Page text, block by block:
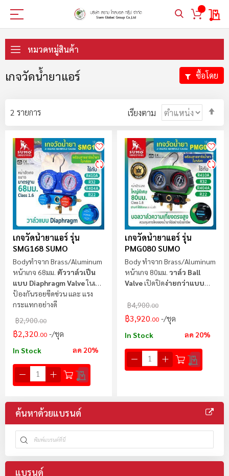
My
ไป
ที่
หมวดหมู่สินค้า
เกจวัดน้ำยาแอร์
2 รายการ เรียงตาม
เกจวัดน้ำยาแอร์ รุ่น
SMG168 SUMO
Bodyทำจาก Brass/Aluminum
หน้าเกจ 68มม. ตัววาล์วเป็น
แบบ Diaphragm Valveในเคส
ป้องกันรอยขีดข่วน และ แรง
กระแทกอย่างดี
฿2,900.00
฿2,320.00 /ชุด
In Stock ลด 20%
เกจวัดน้ำยาแอร์ รุ่น
PMG080 SUMO
Body ทำจาก Brass/Aluminum
หน้าเกจ 80มม. วาล์ว Ball
Valveเปิดปิดง่ายกว่าแบบ
฿4,900.00
฿3,920.00 /ชุด
In Stock ลด 20%
ซื้อโดย
ค้นหาด้วยแบรนด์
แบรนด์